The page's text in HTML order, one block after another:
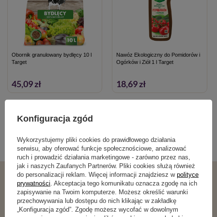
Obornik granulowany bydlęcy 10 l
Target
45,09 zł
Nawóz Ekologiczny do Pomidorów i
Ogórków i Ziół 1 l Target
18,69 zł
Kategorie powiązane
Nawozy dla trawnika,
Podobne produkty
RABAT OD 2 SZT. RABAT OD 2 SZT.
Konfiguracja zgód
Wykorzystujemy pliki cookies do prawidłowego działania
serwisu, aby oferować funkcje społecznościowe, analizować
ruch i prowadzić działania marketingowe - zarówno przez nas,
jak i naszych Zaufanych Partnerów. Pliki cookies służą również
do personalizacji reklam. Więcej informacji znajdziesz w polityce
prywatności . Akceptacja tego komunikatu oznacza zgodę na ich
zapisywanie na Twoim komputerze. Możesz określić warunki
przechowywania lub dostępu do nich klikając w zakładkę
„Konfiguracja zgód”. Zgodę możesz wycofać w dowolnym